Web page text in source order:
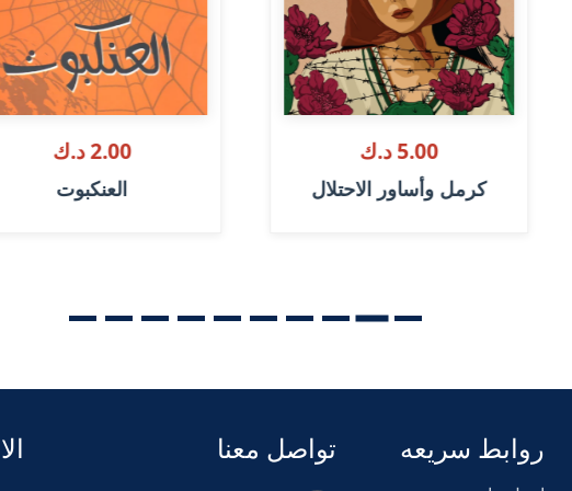
5.00 د.ك
كرمل وأساور الاحتلال
2.00 د.ك
العنكبوت
روابط سريعه تواصل معنا